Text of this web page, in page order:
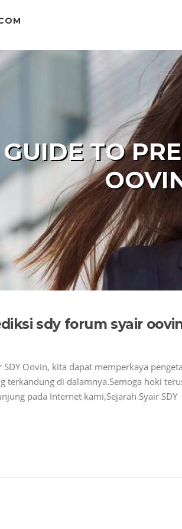
TO
sdy forum syair
Oovin, kita dapat memperkaya
terkandung di dalamnya.Semoga hoki
pada Internet kami,Sejarah Syair SDY